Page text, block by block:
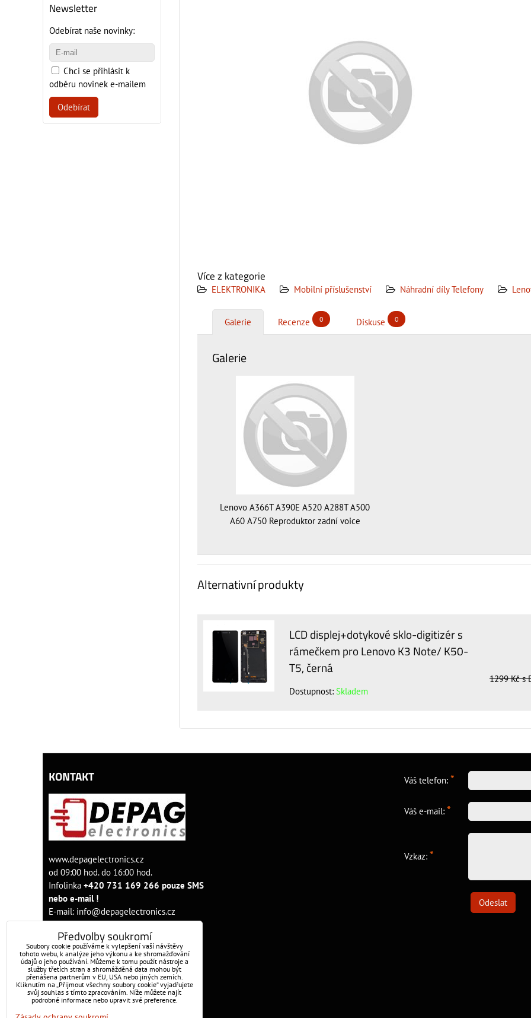
Více z kategorie
ELEKTRONIKA Mobilní příslušenství Náhradní díly Telefony
Galerie Recenze 0 Diskuse 0
Galerie
Lenovo A366T A390E A520 A288T A500
A60 A750 Reproduktor zadní voice
Alternativní produkty
LCD displej+dotykové sklo-digitizér s
rámečkem pro Lenovo K3 Note/ K50-
T5, černá
Dostupnost: Skladem
1299 Kčs
Newsletter
Odebírat naše novinky:
Chci se přihlásit k
odběru novinek e-mailem
Odebírat
KONTAKT
www.depagelectronics.cz
od 09:00 hod. do 16:00 hod.
Infolinka +420 731 169 266 pouze SMS
nebo e-mail !
E-mail: info@depagelectronics.cz
OBJEDNÁVKY
Váš telefon: *
Váš e-mail: *
Vzkaz: *
Odeslat
Předvolby soukromí
Soubory cookie používáme k vylepšení vaší návštěvy
tohoto webu, k analýze jeho výkonu a ke shromažďování
údajů o jeho používání. Můžeme k tomu použít nástroje a
služby třetích stran a shromážděná data mohou být
přenášena partnerům v EU, USA nebo jiných zemích.
Kliknutím na „Přijmout všechny soubory cookie“ vyjadřujete
svůj souhlas s tímto zpracováním. Níže můžete najít
podrobné informace nebo upravit své preference.